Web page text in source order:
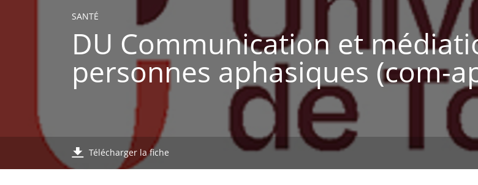
SANTÉ
DU Communication et
personnes aphasiques (com-
Télécharger la fiche